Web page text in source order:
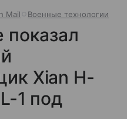
Mail Военные технологии
показал
Xian H-
1 под